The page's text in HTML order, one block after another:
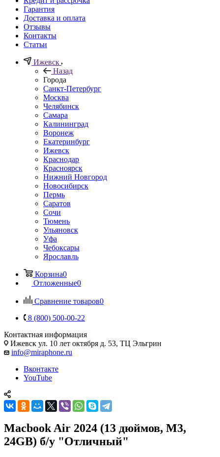
Гарантия
Доставка и оплата
Отзывы
Контакты
Статьи
Ижевск
Назад
Города
Санкт-Петербург
Москва
Челябинск
Самара
Калининград
Воронеж
Екатеринбург
Ижевск
Краснодар
Красноярск
Нижний Новгород
Новосибирск
Пермь
Саратов
Сочи
Тюмень
Ульяновск
Уфа
Чебоксары
Ярославль
Корзина0
Отложенные0
Сравнение товаров0
8 (800) 500-00-22
Контактная информация
Ижевск ул. 10 лет октября д. 53, ТЦ Эльгрин
info@miraphone.ru
Вконтакте
YouTube
Macbook Air 2024 (13 дюймов, M3,
24GB) б/у "Отличный"